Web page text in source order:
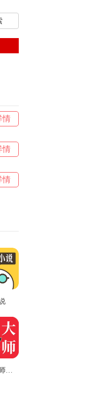
情
情
情
追书大师漫画